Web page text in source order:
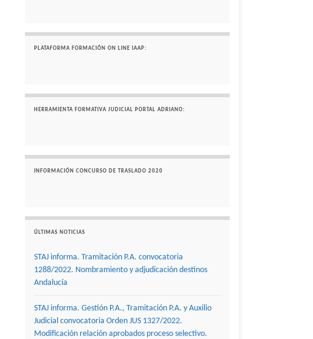
PLATAFORMA FORMACIÓN ON LINE IAAP:
HERRAMIENTA FORMATIVA JUDICIAL PORTAL ADRIANO:
INFORMACIÓN CONCURSO DE TRASLADO 2020
ÚLTIMAS NOTICIAS
STAJ informa. Tramitación P.A. convocatoria
1288/2022. Nombramiento y adjudicación destinos
Andalucía
STAJ informa. Gestión P.A., Tramitación P.A. y Auxilio
Judicial convocatoria Orden JUS 1327/2022.
Modificación relación aprobados proceso selectivo.